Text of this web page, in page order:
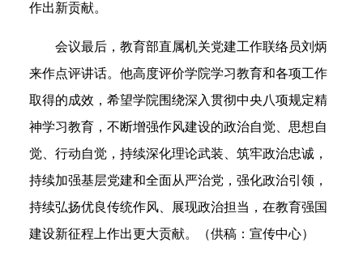
作出新贡献。
会议最后，教育部直属机关党建工作联络员刘炳
来作点评讲话。他高度评价学院学习教育和各项工作
取得的成效，希望学院围绕深入贯彻中央八项规定精
神学习教育，不断增强作风建设的政治自觉、思想自
觉、行动自觉 ，持续深化理论武装 、筑牢政治忠诚 ，
持续加强基层党建和全面从严治党 ，强化政治引领 ，
持续弘扬优良传统作风
展现政治担当 ，在教育强国
建设新征程上作出更大贡献。（供稿：宣传中心）